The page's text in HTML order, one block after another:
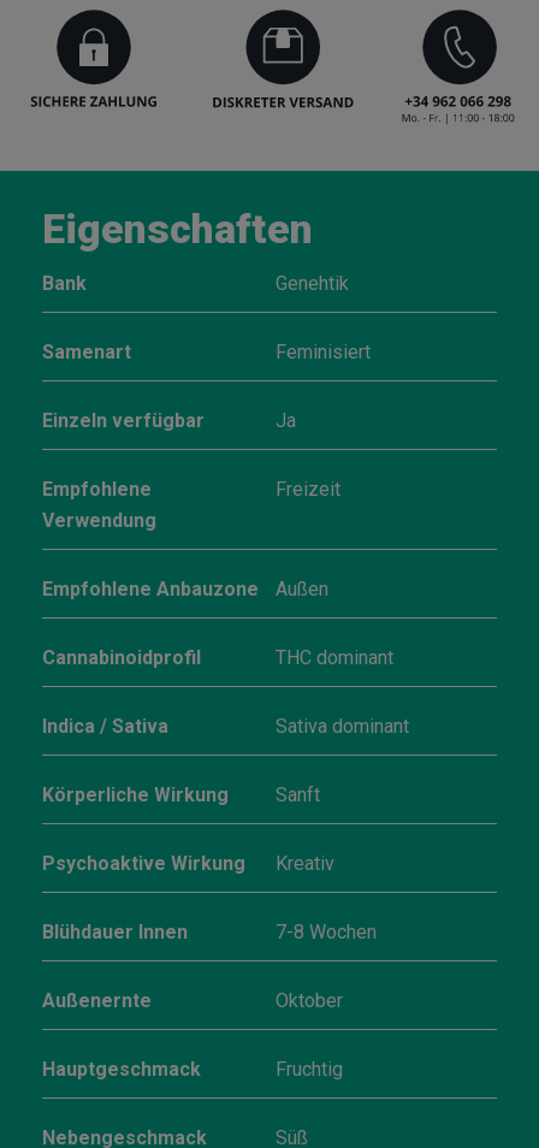
Eigenschaften
Bank Genehtik
Samenart Feminisiert
Einzeln verfügbar Ja
Empfohlene
Verwendung
Freizeit
Empfohlene Anbauzone Außen
Cannabinoidprofil THC dominant
Indica / Sativa Sativa dominant
Körperliche Wirkung Sanft
Psychoaktive Wirkung Kreativ
Blühdauer Innen 7-8 Wochen
Außenernte Oktober
Hauptgeschmack Fruchtig
Nebengeschmack Süß